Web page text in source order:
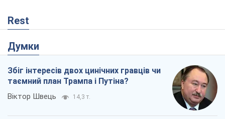
Rest
Думки
Збіг інтересів двох цинічних гравців чи
таємний план Трампа і Путіна?
Віктор Швець 14,3 т.